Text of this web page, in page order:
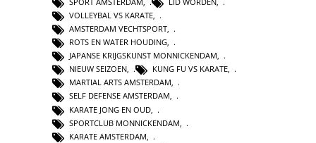
VOLLEYBAL VS KARATE,
AMSTERDAM VECHTSPORT,
ROTS EN WATER HOUDING,
JAPANSE KRIJGSKUNST MONNICKENDAM,
NIEUW SEIZOEN, KUNG FU VS KARATE,
MARTIAL ARTS AMSTERDAM,
SELF DEFENSE AMSTERDAM,
KARATE JONG EN OUD
SPORTCLUB MONNICKENDAM
KARATE AMSTERDAM